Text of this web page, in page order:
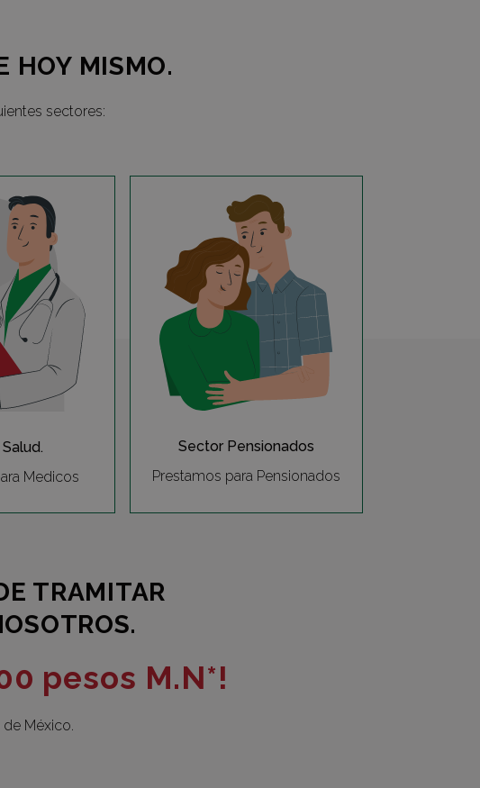
HOY MISMO.
sectores:
Medicos
Sector Pensionados
Prestamos para Pensionados
TRAMITAR
pesos M.N*!
México.